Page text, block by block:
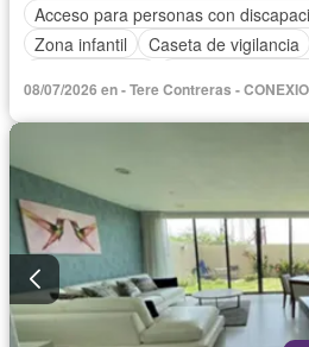
Acceso para personas con
Zona infantil
Caseta de vigilancia
Estacionamiento
Jardín
08/07/2026 en - Tere Contreras -